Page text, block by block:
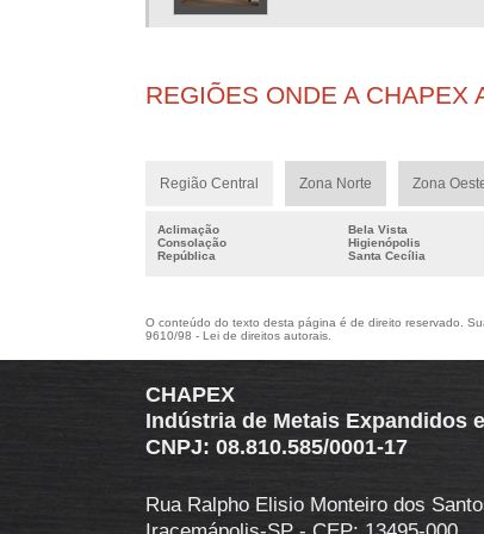
REGIÕES ONDE A CHAPEX
Região Central Zona Norte Zona
Aclimação Bela Vista
Consolação
Higienópolis
República
Santa Cecília
O conteúdo do texto desta página é de direito reservado.
9610/98 - Lei de direitos autorais
CHAPEX
Indústria de Metais Expandidos
CNPJ: 08.810.585/0001-17
Rua Ralpho Elisio Monteiro dos